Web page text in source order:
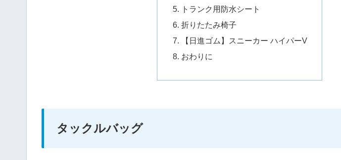
トランク用防水シート
折りたたみ椅子
【日進ゴム】スニーカー ハイパーV
おわりに
タックルバッグ